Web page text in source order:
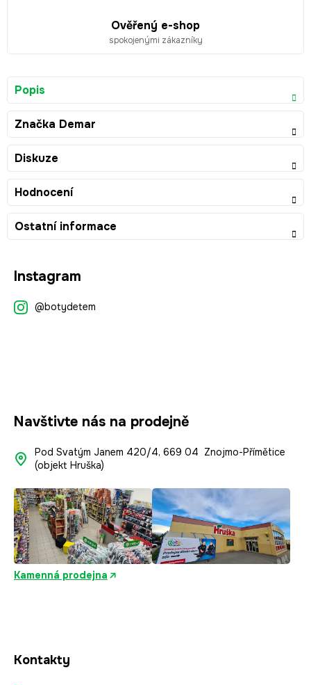
Ověřený e-shop
spokojenými zákazníky
Popis
Značka Demar
Diskuze
Hodnocení
Ostatní informace
Instagram
@botydetem
Navštivte nás na prodejně
Pod Svatým Janem 420/4, 669 04 Znojmo-Přímětice
(objekt Hruška)
Kamenná prodejna
Kontakty